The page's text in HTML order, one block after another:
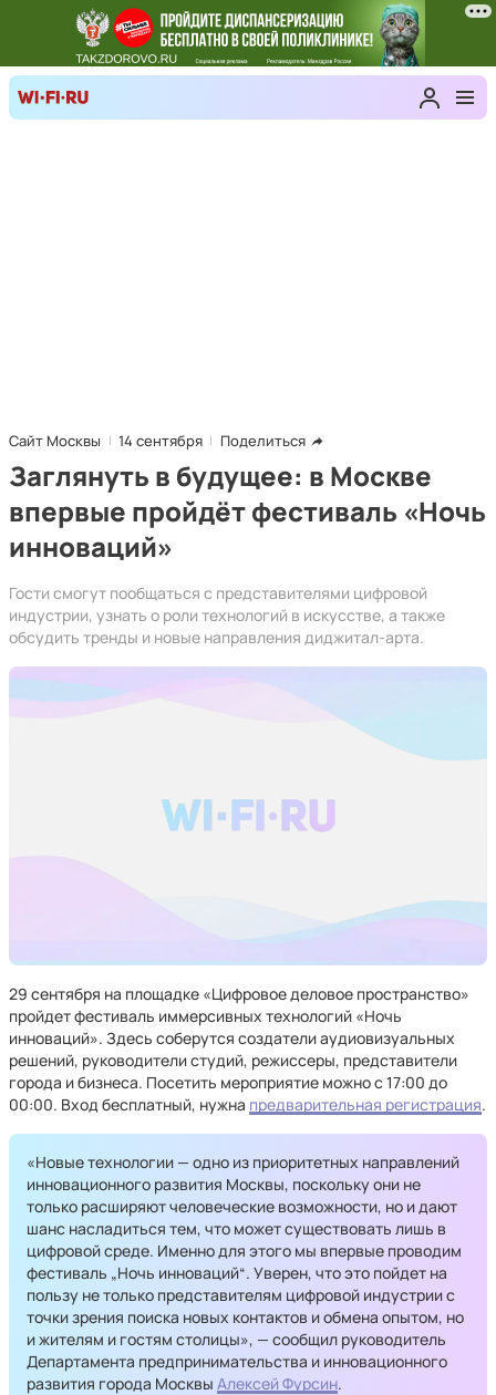
Сайт Москвы 14 сентября Поделиться
Заглянуть в будущее: в Москве
впервые пройдёт фестиваль «Ночь
инноваций»
Гости смогут пообщаться с представителями цифровой
индустрии, узнать о роли технологий в искусстве, а также
обсудить тренды и новые направления диджитал-арта.
29 сентября на площадке «Цифровое деловое пространство»
пройдет фестиваль иммерсивных технологий «Ночь
инноваций». Здесь соберутся создатели аудиовизуальных
решений, руководители студий, режиссеры, представители
города и бизнеса. Посетить мероприятие можно с 17:00 до
00:00. Вход бесплатный, нужна предварительная регистрация.
«Новые технологии — одно из приоритетных направлений
инновационного развития Москвы, поскольку они не
только расширяют человеческие возможности, но и дают
шанс насладиться тем, что может существовать лишь в
цифровой среде. Именно для этого мы впервые проводим
фестиваль „Ночь инноваций“. Уверен, что это пойдет на
пользу не только представителям цифровой индустрии с
точки зрения поиска новых контактов и обмена опытом, но
и жителям и гостям столицы», — сообщил руководитель
Департамента предпринимательства и инновационного
развития города Москвы Алексей Фурсин.